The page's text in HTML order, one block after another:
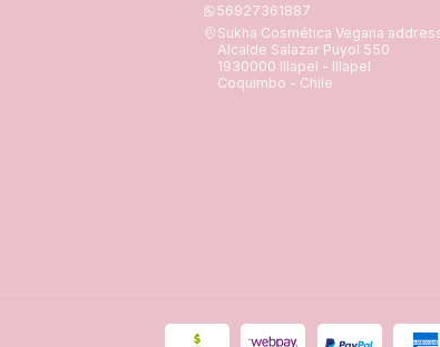
56927361887
Sukha Cosmética Vegana
Alcalde Salazar Puyol 550
1930000 Illapel - Illapel
Coquimbo - Chile